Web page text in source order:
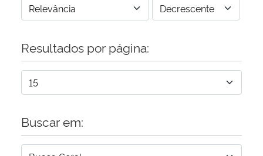
Resultados por página:
Buscar em: